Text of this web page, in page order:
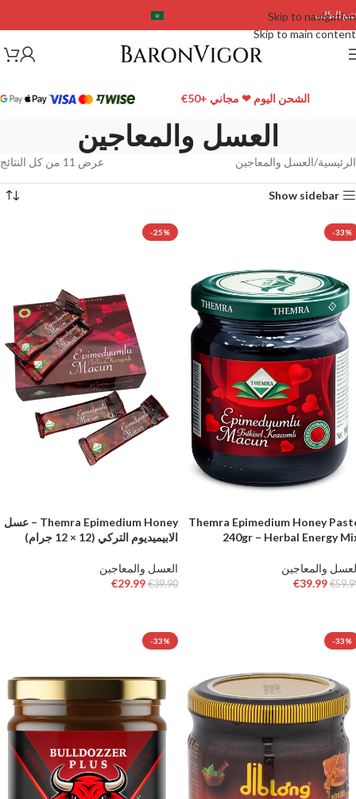
Skip to navigation
Skip to main content
تتبع الطلب
الشحن اليوم ❤ مجاني +50€
العسل والمعاجين
الرئيسية العسل والمعاجين عرض ⁦11⁩ من كل النتائج
Show sidebar
-33%
Themra Epimedium Honey
240gr – Herbal Energy
والمعاجين
€
€39.99
-25%
Themra Epimedium Honey – عسل
الابيميديوم التركي (12 × 12 جرام)
العسل والمعاجين
€39.90
€29.99
-33%
-33%